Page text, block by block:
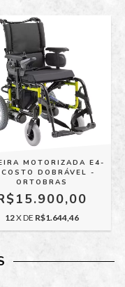
MOTORIZADA E4-
DOBRÁVEL -
ORTOBRAS
12X DE R$1.644,46